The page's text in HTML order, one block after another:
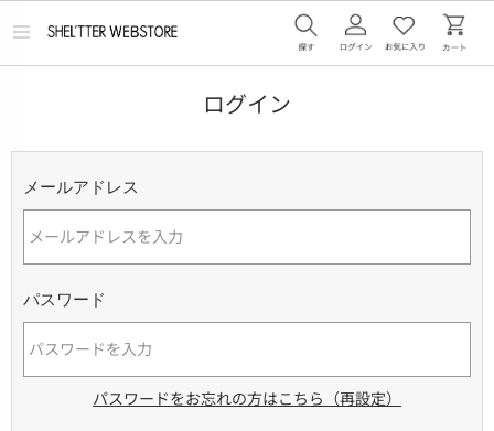
メ
ログイン
メールアドレス
パスワード
パスワードをお忘れの方はこちら（再設定）